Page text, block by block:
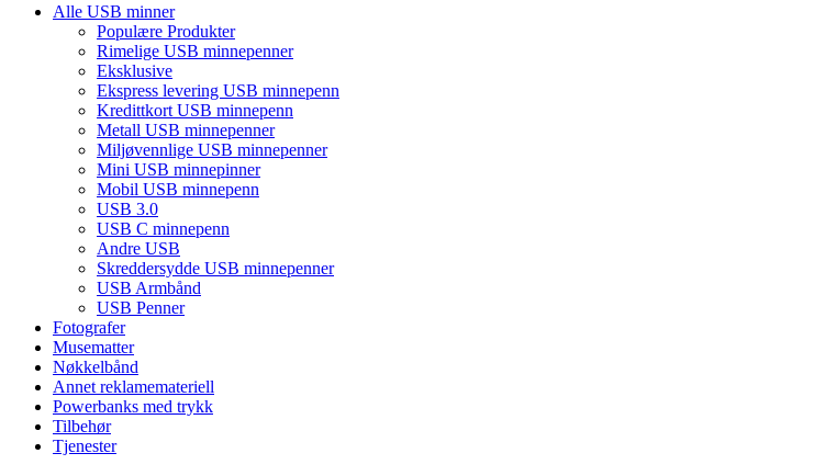
Alle USB minner
Populære Produkter
Rimelige USB minnepenner
Eksklusive
Ekspress levering USB minnepenn
Kredittkort USB minnepenn
Metall USB minnepenner
Miljøvennlige USB minnepenner
Mini USB minnepinner
Mobil USB minnepenn
USB 3.0
USB C minnepenn
Andre USB
Skreddersydde USB minnepenner
USB Armbånd
USB Penner
Fotografer
Musematter
Nøkkelbånd
Annet reklamemateriell
Powerbanks med trykk
Tilbehør
Tjenester